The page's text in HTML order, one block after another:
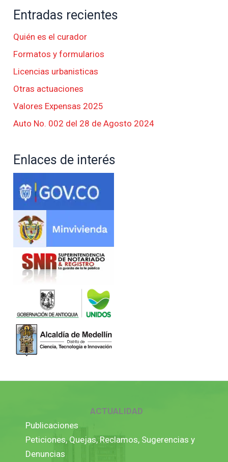
Entradas recientes
Quién es el curador
Formatos y formularios
Licencias urbanisticas
Otras actuaciones
Valores Expensas 2025
Auto No. 002 del 28 de Agosto 2024
Enlaces de interés
ACTUALIDAD
Publicaciones
Peticiones, Quejas, Reclamos, Sugerencias y
Denuncias